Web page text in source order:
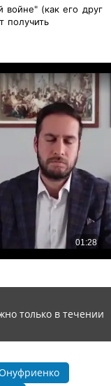
войне" (как его друг
получить
только в течении